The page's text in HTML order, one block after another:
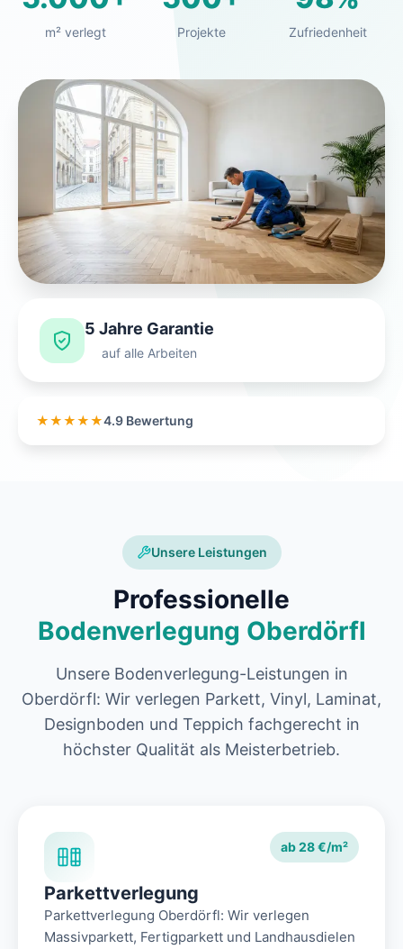
m² verlegt Projekte Zufriedenheit
5 Jahre Garantie
auf alle Arbeiten
★★★★★4.9 Bewertung
Unsere Leistungen
Professionelle
Bodenverlegung Oberdörfl
Unsere Bodenverlegung-Leistungen in
Oberdörfl: Wir verlegen Parkett, Vinyl, Laminat,
Designboden und Teppich fachgerecht in
höchster Qualität als Meisterbetrieb.
ab 28 €/m²
Parkettverlegung
Parkettverlegung Oberdörfl: Wir verlegen
Massivparkett, Fertigparkett und Landhausdielen